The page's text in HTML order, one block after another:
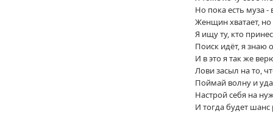
Но пока есть муза -
Женщин хватает, но
Я ищу ту, кто
Поиск идёт, я знаю
И в это я так же
Лови засыл на то,
Поймай волну и
Настрой себя на
И тогда будет